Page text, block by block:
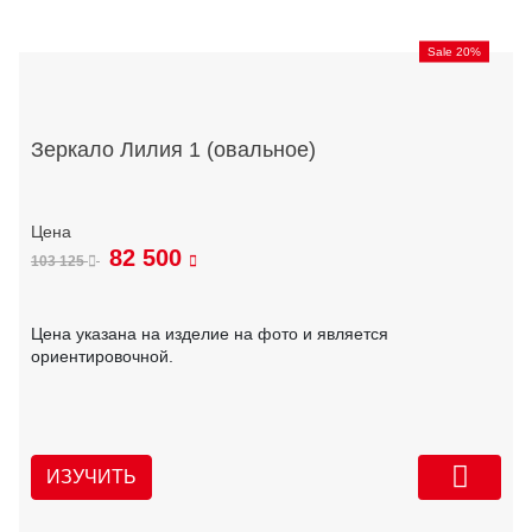
Sale 20%
Зеркало Лилия 1 (овальное)
103 125 82 500
Цена указана на изделие на фото и является
ориентировочной.
ИЗУЧИТЬ